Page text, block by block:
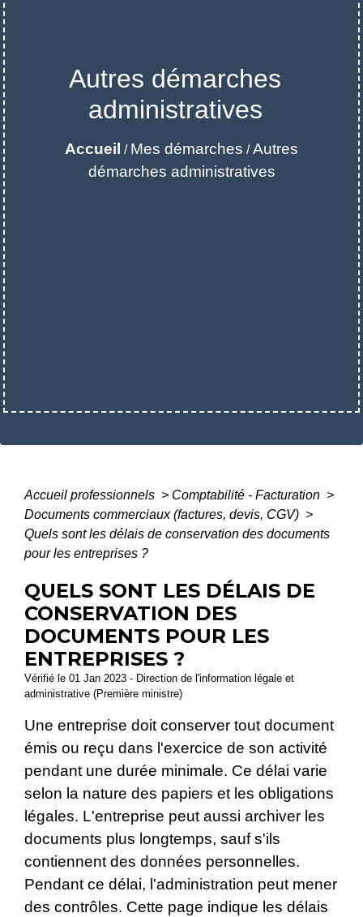
Autres démarches
administratives
Accueil / Mes démarches /Autres
démarches administratives
Accueil professionnels > Comptabilité - Facturation >
Documents commerciaux (factures, devis, CGV) >
Quels sont les délais de conservation des documents
pour les entreprises ?
QUELS SONT LES DÉLAIS DE
CONSERVATION DES
DOCUMENTS POUR LES
ENTREPRISES ?
Vérifié le 01 Jan 2023 - Direction de l'information légale et
administrative (Première ministre)
Une entreprise doit conserver tout document
émis ou reçu dans l'exercice de son activité
pendant une durée minimale. Ce délai varie
selon la nature des papiers et les obligations
légales. L'entreprise peut aussi archiver les
documents plus longtemps, sauf s'ils
contiennent des données personnelles.
Pendant ce délai, l'administration peut mener
des contrôles. Cette page indique les délais